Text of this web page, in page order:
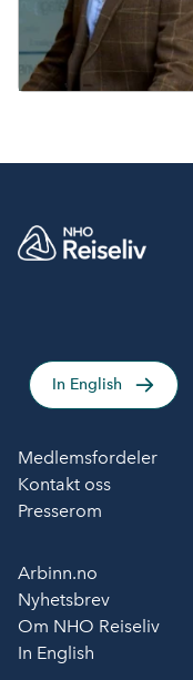
In English
Medlemsfordeler
Kontakt oss
Presserom
Arbinn.no
Nyhetsbrev
Om NHO Reiseliv
In English